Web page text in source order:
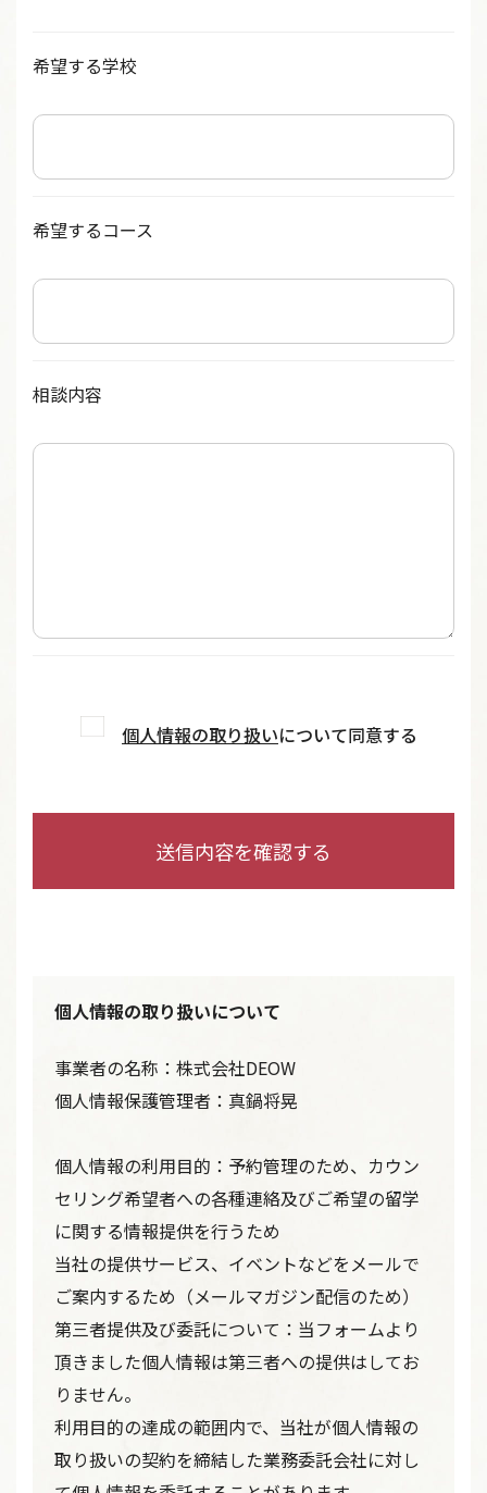
希望する学校
希望するコース
相談内容
情
取
つ
て
同
る
個人情報の取り扱いについて同意する
個人情報の取り扱いについて
事業者の名称：株式会社DEOW
個人情報保護管理者：真鍋将晃
個人情報の利用目的：予約管理のため、カウン
セリング希望者への各種連絡及びご希望の留学
に関する情報提供を行うため
当社の提供サービス、イベントなどをメールで
ご案内するため（メールマガジン配信のため）
第三者提供及び委託について：当フォームより
頂きました個人情報は第三者への提供はしてお
りません。
利用目的の達成の範囲内で、当社が個人情報の
取り扱いの契約を締結した業務委託会社に対し